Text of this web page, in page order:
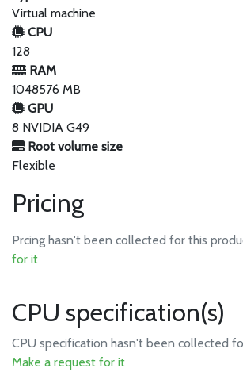
Virtual machine
CPU
128
RAM
1048576 MB
GPU
8 NVIDIA G49
Root volume size
Flexible
Pricing
Prcing hasn't been collected for this
for it
CPU specification(s)
CPU specification hasn't been collected
Make a request for it